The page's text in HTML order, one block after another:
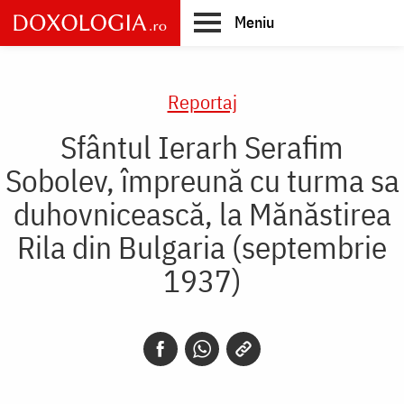
Skip
to
main
Meniu
Reportaj
Sfântul Ierarh Serafim
Sobolev, împreună cu turma sa
duhovnicească, la Mănăstirea
Rila din Bulgaria (septembrie
1937)